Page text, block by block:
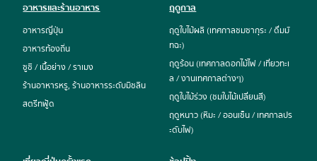
อาหารและร้านอาหาร
อาหารญี่ปุ่น
อาหารท้องถิ่น
ซูชิ / เนื้อย่าง / ราเมง
ร้านอาหารหรู, ร้านอาหารระดับมิชลิน
สตรีทฟู้ด
ฤดูกาล
ฤดูใบไม้ผลิ (เทศกาลชมซากุระ / ดื่มมั
ทฉะ)
ฤดูร้อน (เทศกาลดอกไม้ไฟ / เที่ยวทะเ
ล / งานเทศกาลต่างๆ)
ฤดูใบไม้ร่วง (ชมใบไม้เปลี่ยนสี)
ฤดูหนาว (หิมะ / ออนเซ็น / เทศกาลปร
ะดับไฟ)